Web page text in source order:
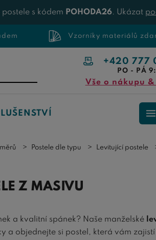
s kódem POHODA26. Ukázat
Vzorníky materiálů
+420 777
PO - PÁ
Vše o nákupu
Postele dle typu Levitující postele
Z MASIVU
a kvalitní spánek? Naše manželské
a objednejte si postel, která vám zajistí